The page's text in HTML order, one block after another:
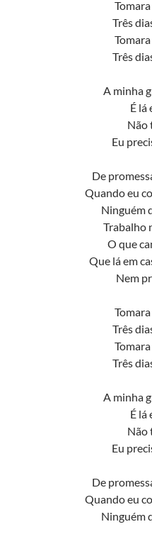
Três
Três
A minha
É lá
Não
Eu
De
Quando eu
Ninguém
Trabalho
O que
Que lá em
Nem
Três
Três
A minha
É lá
Não
Eu
De
Quando eu
Ninguém